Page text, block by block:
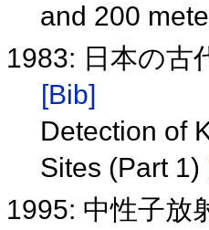
and 200
1983: 日本の古
[Bib]
Detection of
Sites (Part 1)
1995: 中性子放